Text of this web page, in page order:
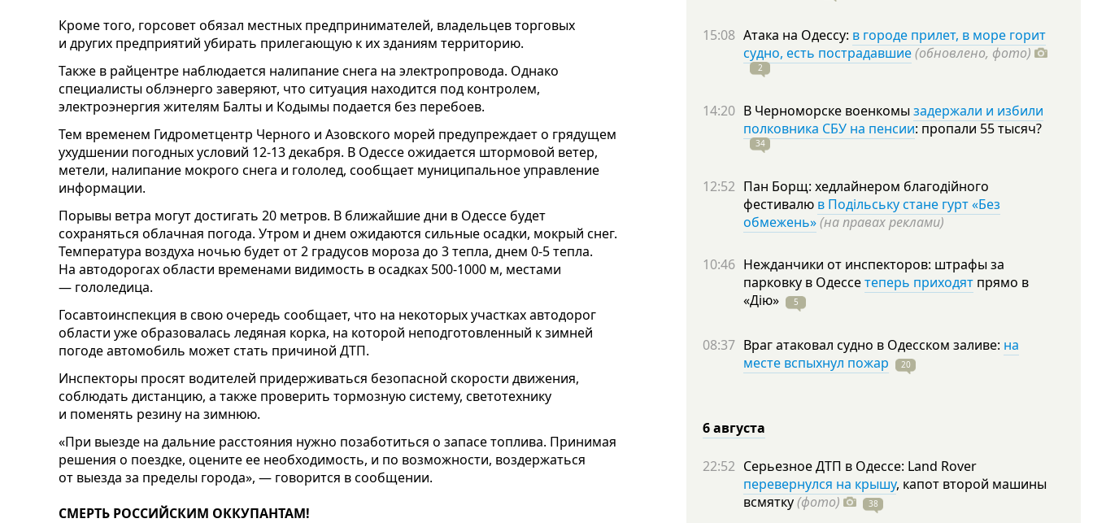
Кроме того, горсовет обязал местных предпринимателей, владельцев торговых
и других предприятий убирать прилегающую к их зданиям территорию.
Также в райцентре наблюдается налипание снега на электропровода. Однако
специалисты облэнерго заверяют, что ситуация находится под контролем,
электроэнергия жителям Балты и Кодымы подается без перебоев.
Тем временем Гидрометцентр Черного и Азовского морей предупреждает о грядущем
ухудшении погодных условий 12-13 декабря. В Одессе ожидается штормовой ветер,
метели, налипание мокрого снега и гололед, сообщает муниципальное управление
информации.
Порывы ветра могут достигать 20 метров. В ближайшие дни в Одессе будет
сохраняться облачная погода. Утром и днем ожидаются сильные осадки, мокрый снег.
Температура воздуха ночью будет от 2 градусов мороза до 3 тепла, днем 0-5 тепла.
На автодорогах области временами видимость в осадках 500-1000 м, местами
— гололедица.
Госавтоинспекция в свою очередь сообщает, что на некоторых участках автодорог
области уже образовалась ледяная корка, на которой неподготовленный к зимней
погоде автомобиль может стать причиной ДТП.
Инспекторы просят водителей придерживаться безопасной скорости движения,
соблюдать дистанцию, а также проверить тормозную систему, светотехнику
и поменять резину на зимнюю.
«При выезде на дальние расстояния нужно позаботиться о запасе топлива. Принимая
решения о поездке, оцените ее необходимость, и по возможности, воздержаться
от выезда за пределы города», — говорится в сообщении.
СМЕРТЬ РОССИЙСКИМ ОККУПАНТАМ!
15:08 Атака на Одессу: в городе прилет, в море горит
судно, есть пострадавшие(обновлено, фото)
2
14:20 В Черноморске военкомы задержали и избили
полковника СБУ на пенсии: пропали 55тысяч?
34
12:52 Пан Борщ: хедлайнером благодійного
фестивалю в Подільську стане гурт «Без
обмежень»(на правах реклами)
10:46 Нежданчики от инспекторов: штрафы за
парковку в Одессетеперь приходят прямо в
«Дію»
5
08:37 Враг атаковал судно в Одесском заливе: на
месте вспыхнул пожар
20
6 августа
22:52 Серьезное ДТП в Одессе: Land Rover
перевернулся на крышу, капот второй машины
всмятку(фото) 38